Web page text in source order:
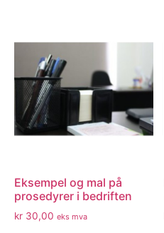
Eksempel og mal på
prosedyrer i bedriften
kr 30,00 eks mva